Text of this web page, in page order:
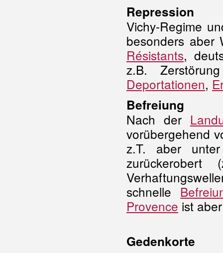
Repression
Vichy-Regime
besonders aber
Résistants,
z.B.
Deportationen,
Befreiung
Nach der
vorübergehend
z.T. aber
schnelle
Provence ist
Gedenkorte